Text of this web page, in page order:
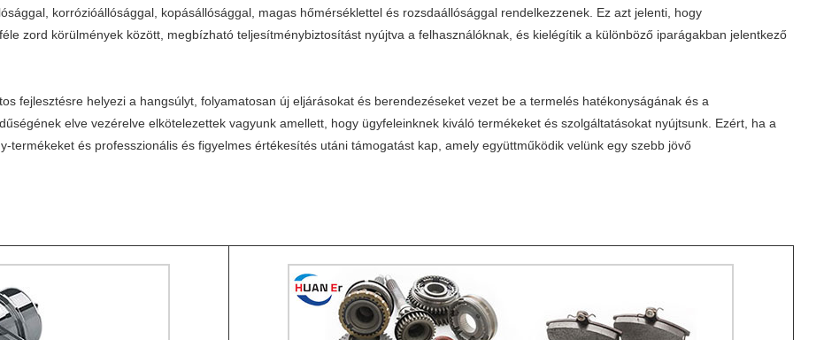
korrózióállósággal, kopásállósággal, magas hőmérséklettel és rozsdaállósággal rendelkezzenek. Ez azt jelenti, hogy
zord körülmények között, megbízható teljesítménybiztosítást nyújtva a felhasználóknak, és kielégítik a különböző iparágakban jelentkező
fejlesztésre helyezi a hangsúlyt, folyamatosan új eljárásokat és berendezéseket vezet be a termelés hatékonyságának és a
elve vezérelve elkötelezettek vagyunk amellett, hogy ügyfeleinknek kiváló termékeket és szolgáltatásokat nyújtsunk. Ezért, ha a
termékeket és professzionális és figyelmes értékesítés utáni támogatást kap, amely együttműködik velünk egy szebb jövő